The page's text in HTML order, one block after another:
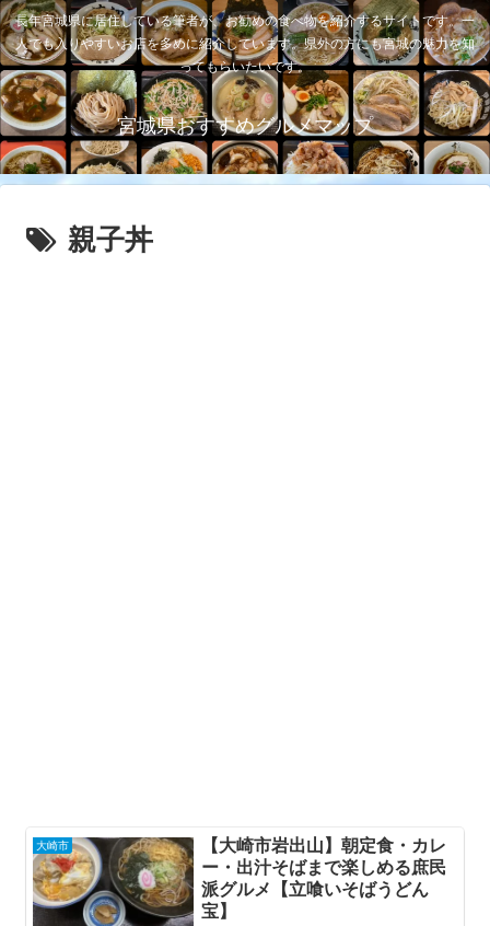
長年宮城県に居住している筆者が、お勧めの食べ物を紹介するサイトです。一
人でも入りやすいお店を多めに紹介しています。県外の方にも宮城の魅力を知
ってもらいたいです。
宮城県おすすめグルメマップ
親子丼
大崎市
【大崎市岩出山】朝定食・カレ
ー・出汁そばまで楽しめる庶民
派グルメ【立喰いそばうどん
宝】